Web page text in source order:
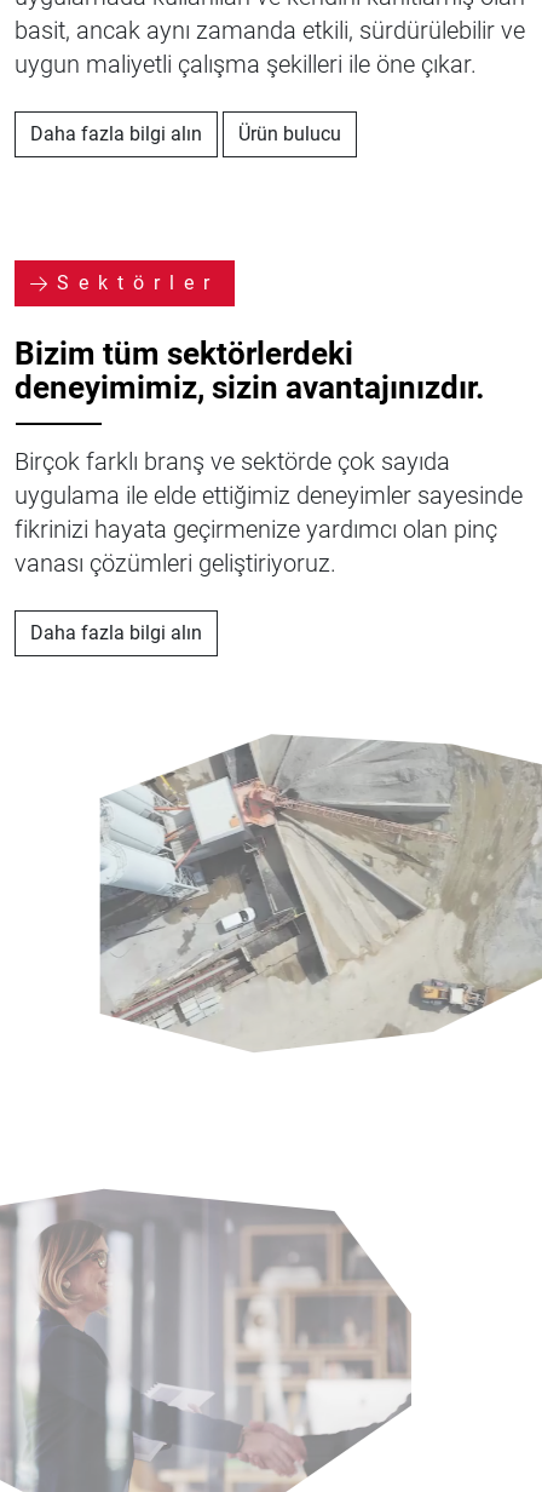
basit, ancak aynı zamanda etkili, sürdürülebilir ve
uygun maliyetli çalışma şekilleri ile öne çıkar.
Daha fazla bilgi alın Ürün bulucu
Sektörler
Bizim tüm sektörlerdeki
deneyimimiz, sizin avantajınızdır.
⸻
Birçok farklı branş ve sektörde çok sayıda
uygulama ile elde ettiğimiz deneyimler sayesinde
fikrinizi hayata geçirmenize yardımcı olan pinç
vanası çözümleri geliştiriyoruz.
Daha fazla bilgi alın